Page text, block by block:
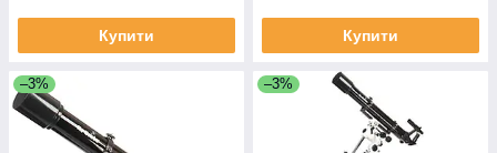
Купити Купити
–3% –3%